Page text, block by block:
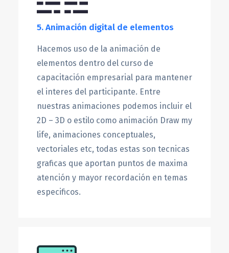
5. Animación digital de elementos
Hacemos uso de la animación de
elementos dentro del curso de
capacitación empresarial para mantener
el interes del participante. Entre
nuestras animaciones podemos incluir el
2D – 3D o estilo como animación Draw my
life, animaciones conceptuales,
vectoriales etc, todas estas son tecnicas
graficas que aportan puntos de maxima
atención y mayor recordación en temas
especificos.